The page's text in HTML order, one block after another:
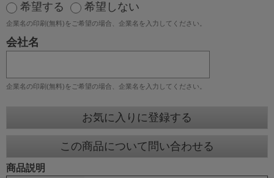
希望する
希望しない
企業名の印刷(無料)をご希望の場合、企業名を入力してください。
会社名
企業名の印刷(無料)をご希望の場合、企業名を入力してください。
お気に入りに登録する
この商品について問い合わせる
商品説明